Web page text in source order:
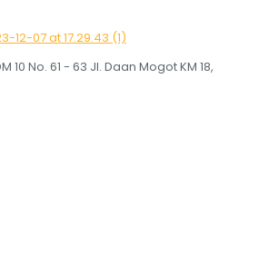
10 No. 61 - 63 Jl. Daan Mogot KM 18,